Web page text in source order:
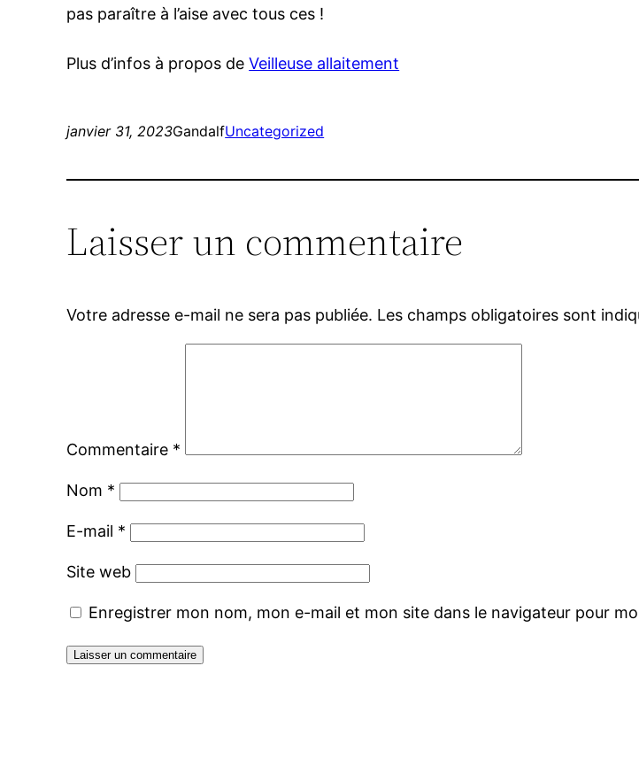
pas paraître à l’aise avec tous ces !
Plus d’infos à propos deVeilleuse allaitement
janvier 31, 2023GandalfUncategorized
Laisser un commentaire
Votre adresse e-mail ne sera pas publiée. Les champs obligatoires sont
Commentaire *
Nom *
E-mail *
Site web
Enregistrer mon nom, mon e-mail et mon site dans le navigateur pour